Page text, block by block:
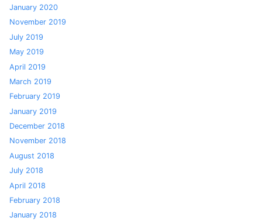
January 2020
November 2019
July 2019
May 2019
April 2019
March 2019
February 2019
January 2019
December 2018
November 2018
August 2018
July 2018
April 2018
February 2018
January 2018